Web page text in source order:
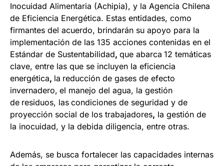
Inocuidad Alimentaria (Achipia), y la Agencia Chilena
de Eficiencia Energética. Estas entidades, como
firmantes del acuerdo, brindarán su apoyo para la
implementación de las 135 acciones contenidas en el
Estándar de Sustentabilidad, que abarca 12 temáticas
clave, entre las que se incluyen la eficiencia
energética, la reducción de gases de efecto
invernadero, el manejo del agua, la gestión
de residuos, las condiciones de seguridad y de
proyección social de los trabajadores, la gestión de
la inocuidad, y la debida diligencia, entre otras.
Además, se busca fortalecer las capacidades internas